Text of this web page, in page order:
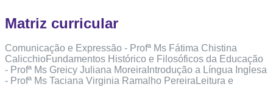
Matriz curricular
Comunicação e Expressão - Profª Ms Fátima Chistina
CalicchioFundamentos Histórico e Filosóficos da Educação
- Profª Ms Greicy Juliana MoreiraIntrodução a Língua Inglesa
- Profª Ms Taciana Virginia Ramalho PereiraLeitura e